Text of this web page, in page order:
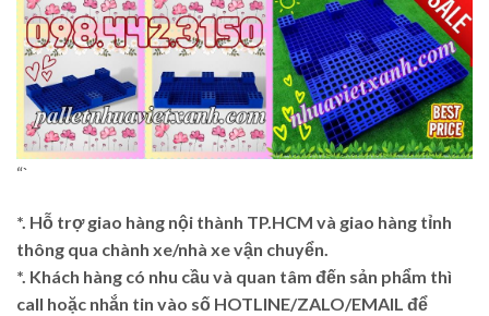
“`
*. Hỗ trợ giao hàng nội thành TP.HCM và giao hàng tỉnh
thông qua chành xe/nhà xe vận chuyển.
*. Khách hàng có nhu cầu và quan tâm đến sản phẩm thì
call hoặc nhắn tin vào số HOTLINE/ZALO/EMAIL để